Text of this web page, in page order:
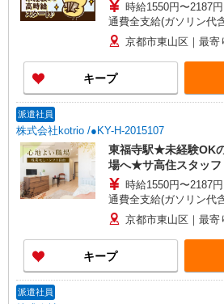
時給1550円〜2187
通費全支給(ガソリン代
京都市東山区｜最寄
キープ
派遣社員
株式会社kotrio /●KY-H-2015107
東福寺駅★未経験OK
場へ★サ高住スタッフ
時給1550円〜2187
通費全支給(ガソリン代
京都市東山区｜最寄
キープ
派遣社員